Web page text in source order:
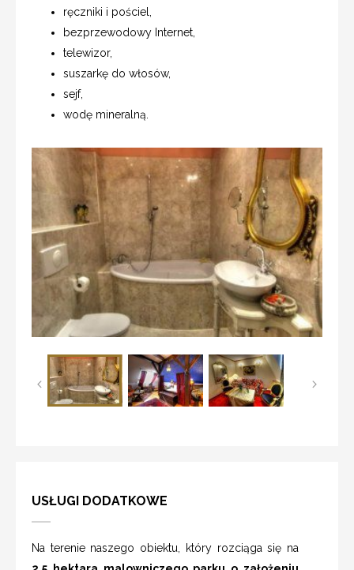
ręczniki i pościel,
bezprzewodowy Internet,
telewizor,
suszarkę do włosów,
sejf,
wodę mineralną.
USŁUGI DODATKOWE
Na terenie naszego obiektu, który rozciąga się na